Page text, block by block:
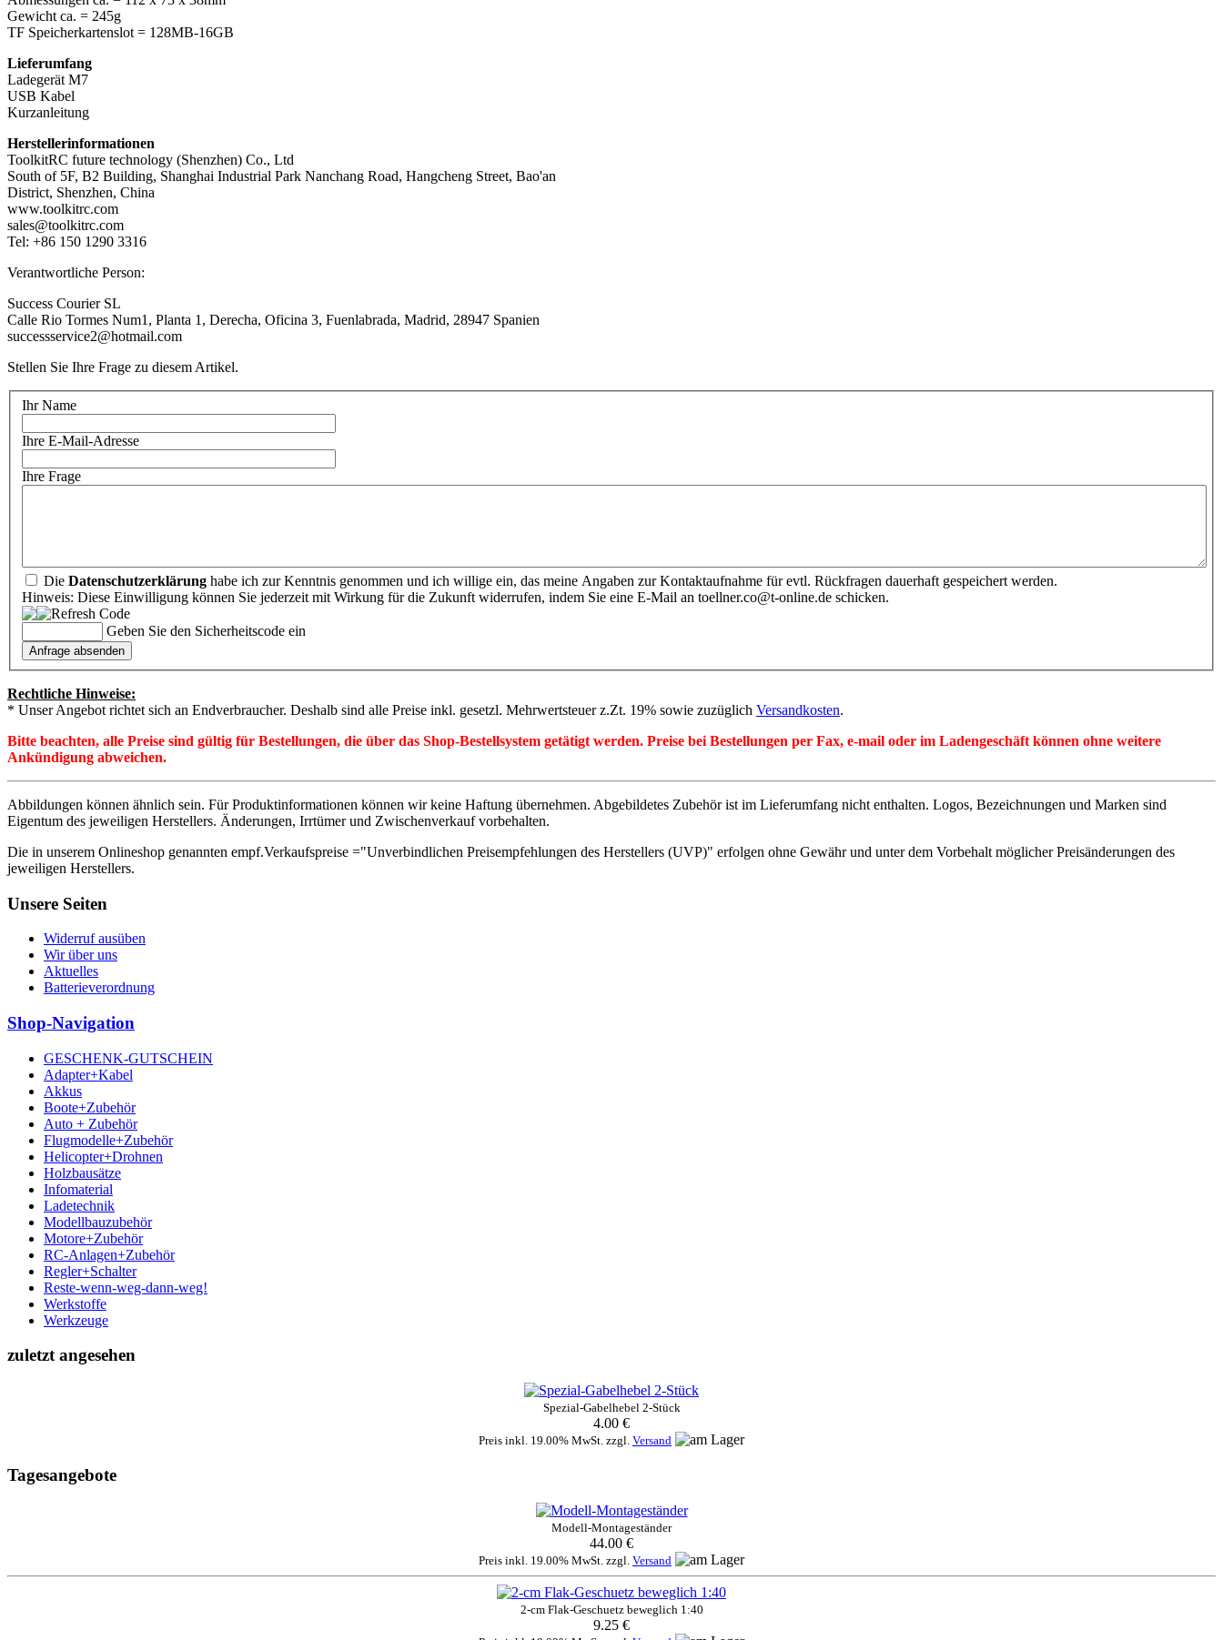
Gewicht ca. = 245g
TF Speicherkartenslot = 128MB-16GB
Lieferumfang
Ladegerät M7
USB Kabel
Kurzanleitung
Herstellerinformationen
ToolkitRC future technology (Shenzhen) Co., Ltd
South of 5F, B2 Building, Shanghai Industrial Park Nanchang Road, Hangcheng Street, Bao'an
District, Shenzhen, China
www.toolkitrc.com
sales@toolkitrc.com
Tel: +86 150 1290 3316
Verantwortliche Person:
Success Courier SL
Calle Rio Tormes Num1, Planta 1, Derecha, Oficina 3, Fuenlabrada, Madrid, 28947 Spanien
successservice2@hotmail.com
Stellen Sie Ihre Frage zu diesem Artikel.
Ihr Name
Ihre E-Mail-Adresse
Ihre Frage
Die Datenschutzerklärung habe ich zur Kenntnis genommen und ich willige ein, das meine Angaben zur Kontaktaufnahme für evtl. Rückfragen dauerhaft gespeichert werden.
Hinweis: Diese Einwilligung können Sie jederzeit mit Wirkung für die Zukunft widerrufen, indem Sie eine E-Mail an toellner.co@t-online.de schicken.
Geben Sie den Sicherheitscode ein
Rechtliche Hinweise:
* Unser Angebot richtet sich an Endverbraucher. Deshalb sind alle Preise inkl. gesetzl. Mehrwertsteuer z.Zt. 19% sowie zuzüglich Versandkosten.
Bitte beachten, alle Preise sind gültig für Bestellungen, die über das Shop-Bestellsystem getätigt werden. Preise bei Bestellungen per Fax, e-mail oder im Ladengeschäft können ohne weitere
Ankündigung abweichen.
Abbildungen können ähnlich sein. Für Produktinformationen können wir keine Haftung übernehmen. Abgebildetes Zubehör ist im Lieferumfang nicht enthalten. Logos, Bezeichnungen und Marken sind
Eigentum des jeweiligen Herstellers. Änderungen, Irrtümer und Zwischenverkauf vorbehalten.
Die in unserem Onlineshop genannten empf.Verkaufspreise ="Unverbindlichen Preisempfehlungen des Herstellers (UVP)" erfolgen ohne Gewähr und unter dem Vorbehalt möglicher Preisänderungen des
jeweiligen Herstellers.
Unsere Seiten
Widerruf ausüben
Wir über uns
Aktuelles
Batterieverordnung
Shop-Navigation
GESCHENK-GUTSCHEIN
Adapter+Kabel
Akkus
Boote+Zubehör
Auto + Zubehör
Flugmodelle+Zubehör
Helicopter+Drohnen
Holzbausätze
Infomaterial
Ladetechnik
Modellbauzubehör
Motore+Zubehör
RC-Anlagen+Zubehör
Regler+Schalter
Reste-wenn-weg-dann-weg!
Werkstoffe
Werkzeuge
zuletzt angesehen
Spezial-Gabelhebel 2-Stück
4.00 €
Preis inkl. 19.00% MwSt. zzgl. Versand
Tagesangebote
Modell-Montageständer
44.00 €
Preis inkl. 19.00% MwSt. zzgl. Versand
2-cm Flak-Geschuetz beweglich 1:40
9.25 €